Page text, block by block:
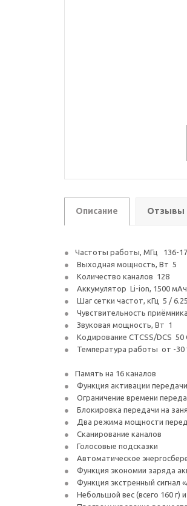
Описание Отзывы
Частоты работы, МГц 136-
Выходная мощность, Вт 5
Количество каналов 128
Аккумулятор Li-ion, 1500 мАч
Шаг сетки частот, кГц 5 /
Чувствительность
Звуковая мощность, Вт 1
Кодирование CTCSS/DCS 50
Температура работы от -
Память на 16 каналов
Функция активации
Ограничение времени
Блокировка передачи на
Два режима мощности
Сканирование каналов
Голосовые подсказки
Автоматическое
Функция экономии заряда
Функция экстренный сигнал
Небольшой вес (всего 160 г)